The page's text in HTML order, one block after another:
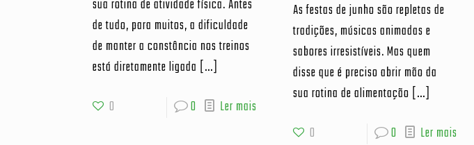
sua rotina de atividade física. Antes
de tudo, para muitos, a dificuldade
de manter a constância nos treinos
está diretamente ligada […]
0
0 Ler mais
As festas de junho são repletas de
tradições, músicas animadas e
sabores irresistíveis. Mas quem
disse que é preciso abrir mão da
sua rotina de alimentação […]
0
0 Ler mais